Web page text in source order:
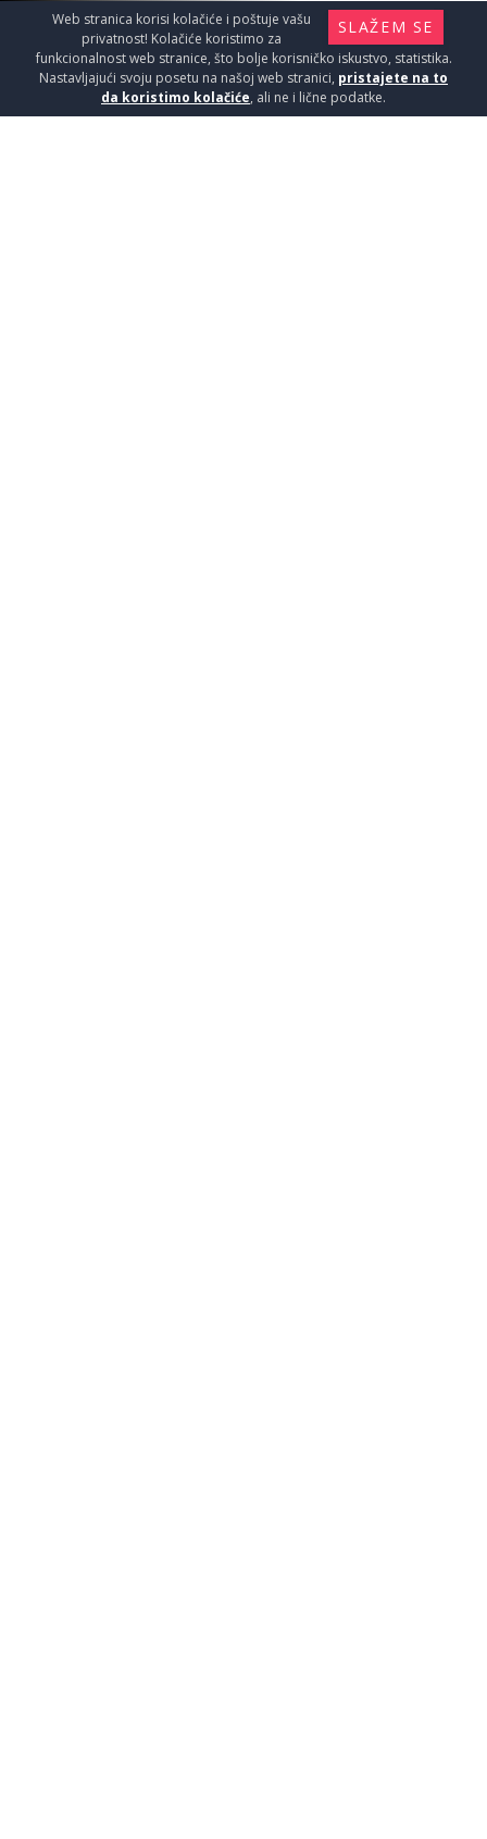
SLAŽEM SE
Web stranica korisi kolačiće i poštuje vašu
privatnost! Kolačiće koristimo za
funkcionalnost web stranice, što bolje korisničko iskustvo, statistika.
Nastavljajući svoju posetu na našoj web stranici, pristajete na to
da koristimo kolačiće, ali ne i lične podatke.